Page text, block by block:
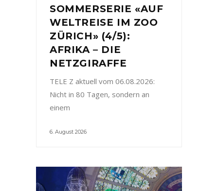
SOMMERSERIE «AUF
WELTREISE IM ZOO
ZÜRICH» (4/5):
AFRIKA – DIE
NETZGIRAFFE
TELE Z aktuell vom 06.08.2026:
Nicht in 80 Tagen, sondern an
einem
6. August 2026